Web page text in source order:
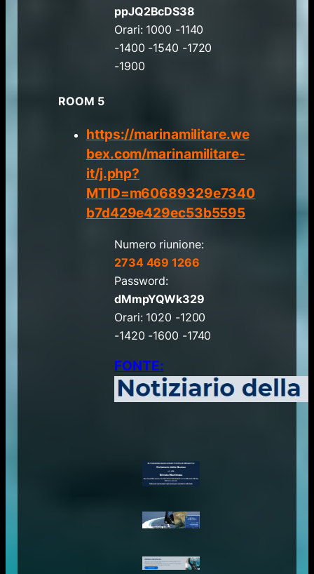
ppJQ2BcDS38
Orari: 1000 -1140
-1400 -1540 -1720
-1900
ROOM 5
https://marinamilitare.we
bex.com/marinamilitare-
it/j.php?
MTID=m60689329e7340
b7d429e429ec53b5595
Numero riunione:
2734 469 1266
Password:
dMmpYQWk329
Orari: 1020 -1200
-1420 -1600 -1740
FONTE: